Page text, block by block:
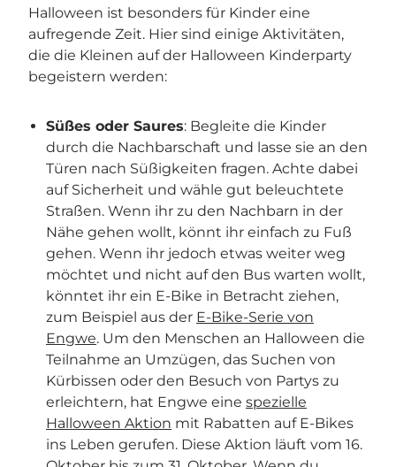
Halloween ist besonders für Kinder eine
aufregende Zeit. Hier sind einige Aktivitäten,
die die Kleinen auf der Halloween Kinderparty
begeistern werden:
Süßes oder Saures: Begleite die Kinder
durch die Nachbarschaft und lasse sie an den
Türen nach Süßigkeiten fragen. Achte dabei
auf Sicherheit und wähle gut beleuchtete
Straßen. Wenn ihr zu den Nachbarn in der
Nähe gehen wollt, könnt ihr einfach zu Fuß
gehen. Wenn ihr jedoch etwas weiter weg
möchtet und nicht auf den Bus warten wollt,
könntet ihr ein E-Bike in Betracht ziehen,
zum Beispiel aus der E-Bike-Serie von
Engwe. Um den Menschen an Halloween die
Teilnahme an Umzügen, das Suchen von
Kürbissen oder den Besuch von Partys zu
erleichtern, hat Engwe eine spezielle
Halloween Aktion mit Rabatten auf E-Bikes
ins Leben gerufen. Diese Aktion läuft vom 16.